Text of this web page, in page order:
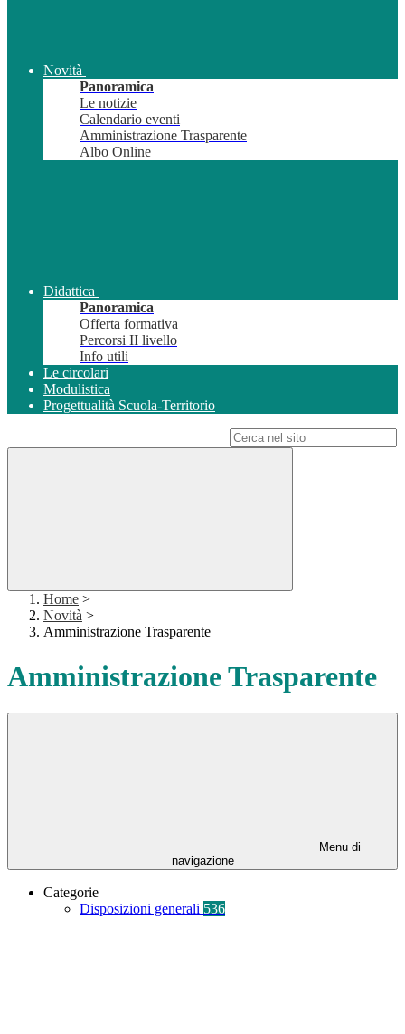
Novità
Panoramica
Le notizie
Calendario eventi
Amministrazione Trasparente
Albo Online
Didattica
Panoramica
Offerta formativa
Percorsi II livello
Info utili
Le circolari
Modulistica
Progettualità Scuola-Territorio
Home >
Novità >
Amministrazione Trasparente
Amministrazione Trasparente
Menu di
navigazione
Categorie
Disposizioni generali 536